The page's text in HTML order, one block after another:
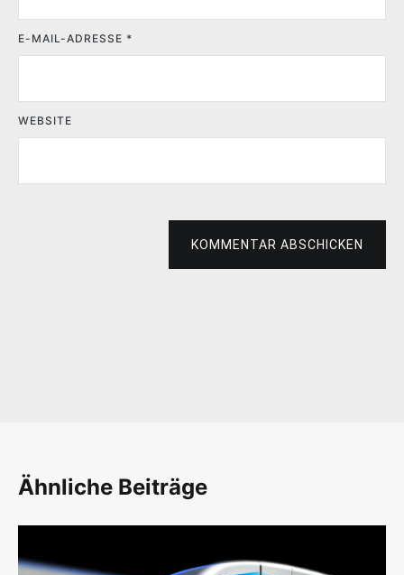
E-MAIL-ADRESSE *
WEBSITE
KOMMENTAR ABSCHICKEN
Ähnliche Beiträge